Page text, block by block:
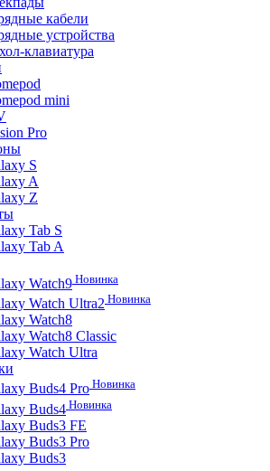
кабели
устройства
клавиатура
mini
Pro
S
A
Z
Tab S
Tab A
Watch9 Новинка
Watch Ultra2 Новинка
Watch8
Watch8 Classic
Watch Ultra
Buds4 Pro Новинка
Buds4 Новинка
Buds3 FE
Buds3 Pro
Buds3